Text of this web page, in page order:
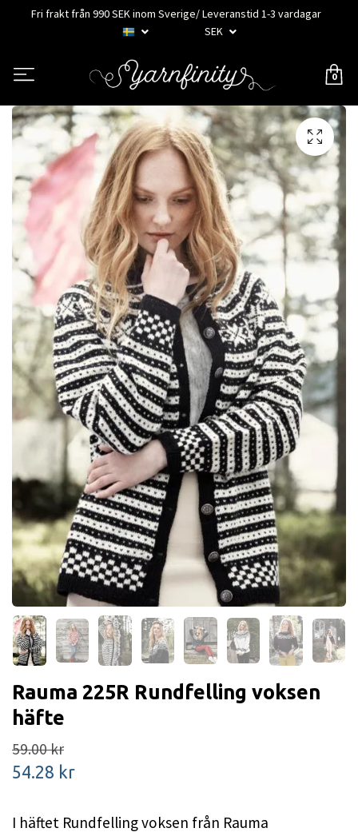
Fri frakt från 990 SEK inom Sverige/ Leveranstid 1-3 vardagar
SEK
0
Rauma 225R Rundfelling voksen
häfte
59.00 kr
54.28 kr
I häftet Rundfelling voksen från Rauma